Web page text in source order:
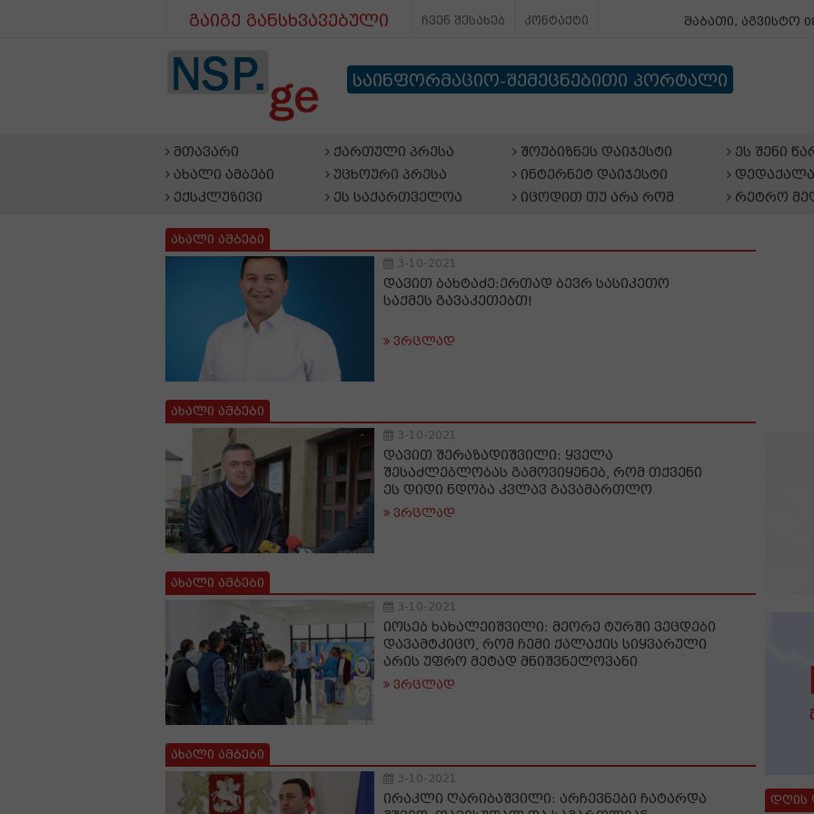
გაიგე განსხვავებული ჩვენ შესახებ კონტაქტი შაბათი, აგვისტო
საინფორმაციო-შემეცნებითი პორტალი
მთავარი
ახალი ამბები
ექსკლუზივი
ქართული პრესა
უცხოური პრესა
ეს საქართველოა
შოუბიზნეს დაიჯესტი
ინტერნეტ დაიჯესტი
იცოდით თუ არა რომ
ეს შენი
რეტრო
ახალი ამბები
3-10-2021
დავით ბახტაძე:ერთად ბევრ სასიკეთო
საქმეს გავაკეთებთ!
ვრცლად
ახალი ამბები
3-10-2021
დავით შერაზადიშვილი: ყველა
შესაძლებლობას გამოვიყენებ, რომ თქვენი
ეს დიდი ნდობა კვლავ გავამართლო
ვრცლად
ახალი ამბები
3-10-2021
იოსებ ხახალეიშვილი: მეორე ტურში ვეცდები
დავამტკიცო, რომ ჩემი ქალაქის სიყვარული
არის უფრო მეტად მნიშვნელოვანი
ვრცლად
ახალი ამბები
3-10-2021
ირაკლი ღარიბაშვილი: არჩევნები ჩატარდა
დღის